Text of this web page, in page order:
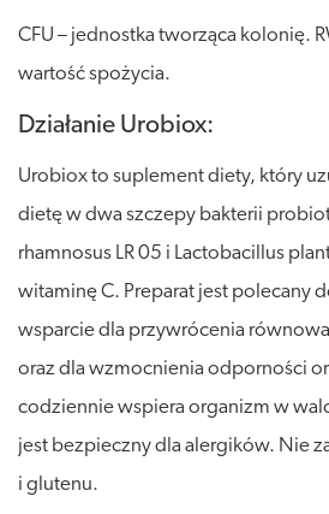
CFU – jednostka tworząca kolonię.
wartość spożycia.
Działanie Urobiox:
Urobiox to suplement diety, który
dietę w dwa szczepy bakterii
rhamnosus LR 05 i Lactobacillus
witaminę C. Preparat jest polecany
wsparcie dla przywrócenia
oraz dla wzmocnienia odporności
codziennie wspiera organizm w
jest bezpieczny dla alergików. Nie
i glutenu.